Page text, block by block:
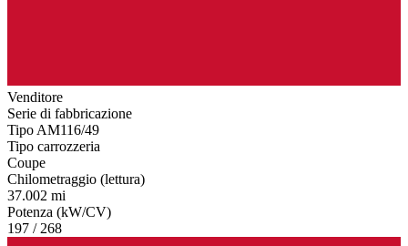
Venditore
Serie di fabbricazione
Tipo AM116/49
Tipo carrozzeria
Coupe
Chilometraggio (lettura)
37.002 mi
Potenza (kW/CV)
197 / 268